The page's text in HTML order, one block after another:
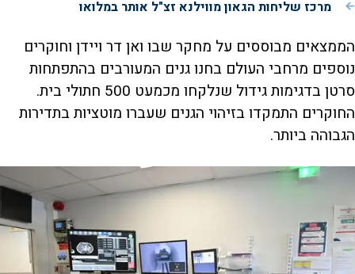
מרכז שליחות הגאון מווילנא זצ"ל אותר במלואו
הממצאים מבוססים על מחקר שבו ואן דר ויידן וחוקרים
נוספים מרחבי העולם בחנו גנים המעורבים בהתפתחות
סרטן בדגימות גידול שנלקחו מכמעט 500 חתולי בית.
החוקרים התמקדו בזיהוי הגנים שעברו מוטציות בתדירות
הגבוהה ביותר.